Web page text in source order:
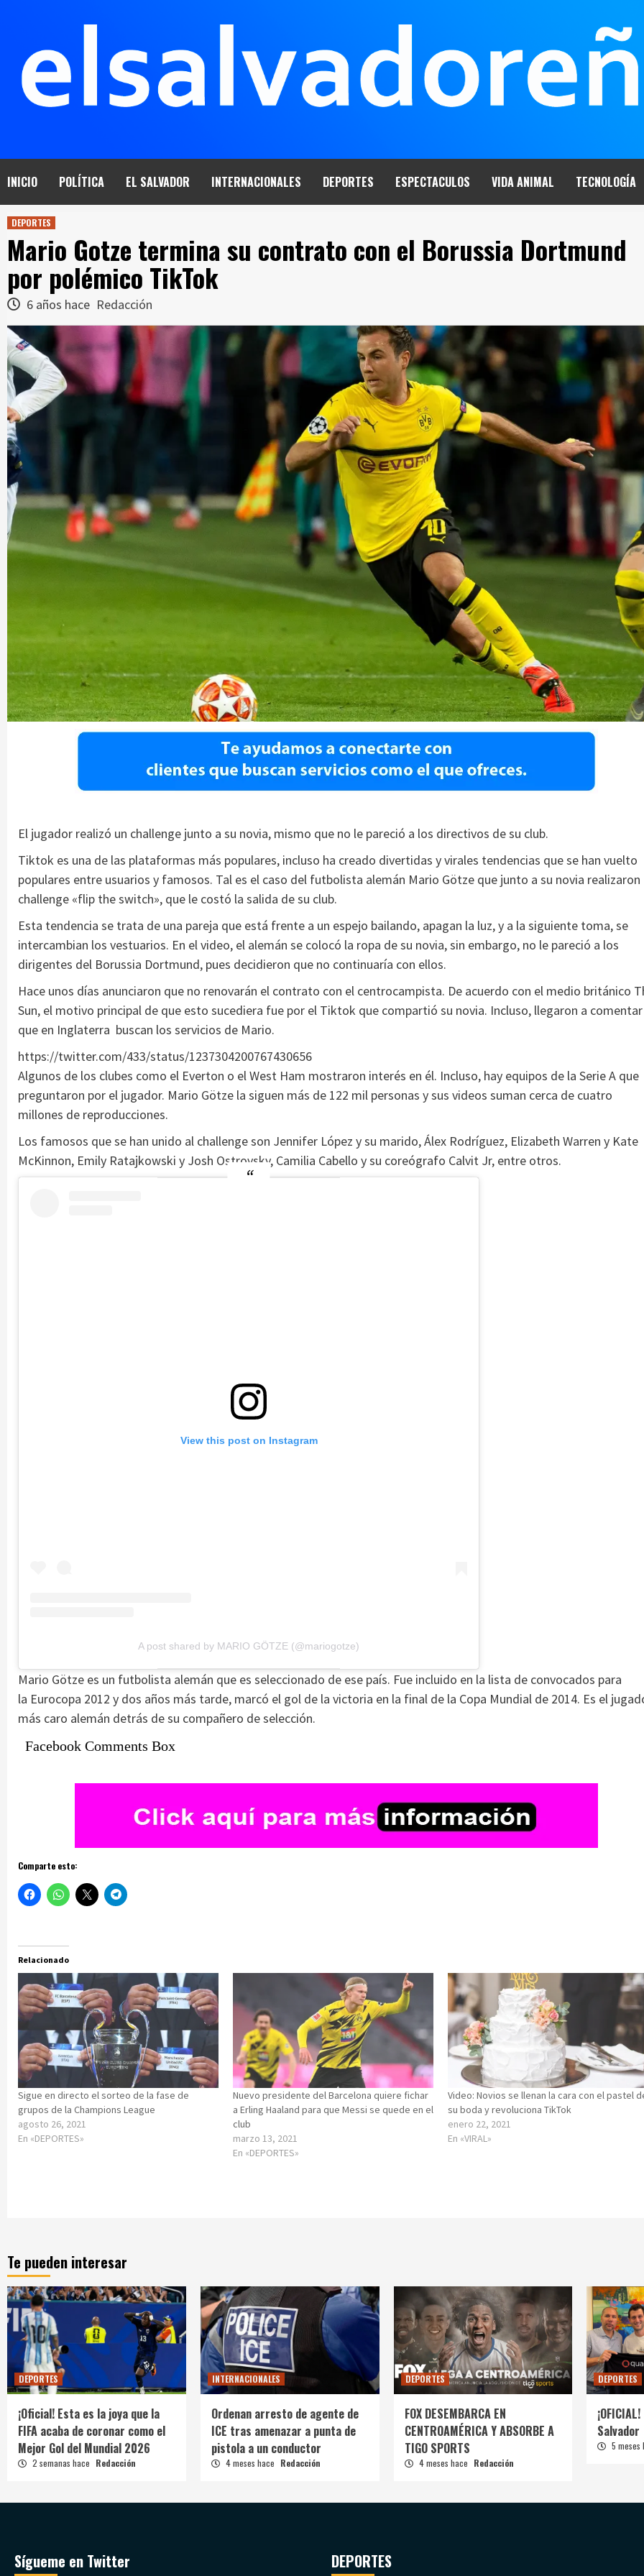
INICIO POLÍTICA EL SALVADOR INTERNACIONALES DEPORTES ESPECTACULOS VIDA ANIMAL TECNOLOGÍA
DEPORTES
Mario Gotze termina su contrato con el Borussia Dortmund
por polémico TikTok
6 años hace Redacción
El jugador realizó un challenge junto a su novia, mismo que no le pareció a los directivos de su club.
Tiktok es una de las plataformas más populares, incluso ha creado divertidas y virales tendencias que se han vuelto
populares entre usuarios y famosos. Tal es el caso del futbolista alemán Mario Götze que junto a su novia realizaron
challenge «flip the switch», que le costó la salida de su club.
Esta tendencia se trata de una pareja que está frente a un espejo bailando, apagan la luz, y a la siguiente toma, se
intercambian los vestuarios. En el video, el alemán se colocó la ropa de su novia, sin embargo, no le pareció a los
dirigentes del Borussia Dortmund, pues decidieron que no continuaría con ellos.
Hace unos días anunciaron que no renovarán el contrato con el centrocampista. De acuerdo con el medio británico
Sun, el motivo principal de que esto sucediera fue por el Tiktok que compartió su novia. Incluso, llegaron a comentar
que en Inglaterra buscan los servicios de Mario.
https://twitter.com/433/status/1237304200767430656
Algunos de los clubes como el Everton o el West Ham mostraron interés en él. Incluso, hay equipos de la Serie A que
preguntaron por el jugador. Mario Götze la siguen más de 122 mil personas y sus videos suman cerca de cuatro
millones de reproducciones.
Los famosos que se han unido al challenge son Jennifer López y su marido, Álex Rodríguez, Elizabeth Warren y Kate
McKinnon, Emily Ratajkowski y Josh Ostrovsky, Camilia Cabello y su coreógrafo Calvit Jr, entre otros.
View this post on Instagram
A post shared by MARIO GÖTZE (@mariogotze)
Mario Götze es un futbolista alemán que es seleccionado de ese país. Fue incluido en la lista de convocados para
la Eurocopa 2012 y dos años más tarde, marcó el gol de la victoria en la final de la Copa Mundial de 2014. Es el
más caro alemán detrás de su compañero de selección.
Facebook Comments Box
Comparte esto:
Relacionado
Sigue en directo el sorteo de la fase de
grupos de la Champions League
agosto 26, 2021
En «DEPORTES»
Nuevo presidente del Barcelona quiere fichar
a Erling Haaland para que Messi se quede en el
club
marzo 13, 2021
En «DEPORTES»
Video: Novios se llenan la cara con el pastel
su boda y revoluciona TikTok
enero 22, 2021
En «VIRAL»
Te pueden interesar
DEPORTES
¡Oficial! Esta es la joya que la
FIFA acaba de coronar como el
Mejor Gol del Mundial 2026
2 semanas hace Redacción
INTERNACIONALES
Ordenan arresto de agente de
ICE tras amenazar a punta de
pistola a un conductor
4 meses hace Redacción
DEPORTES
FOX DESEMBARCA EN
CENTROAMÉRICA Y ABSORBE A
TIGO SPORTS
4 meses hace Redacción
DEPORTES
Salvador
5
Sígueme en Twitter DEPORTES